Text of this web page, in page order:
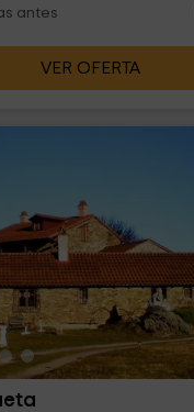
antes
VER OFERTA